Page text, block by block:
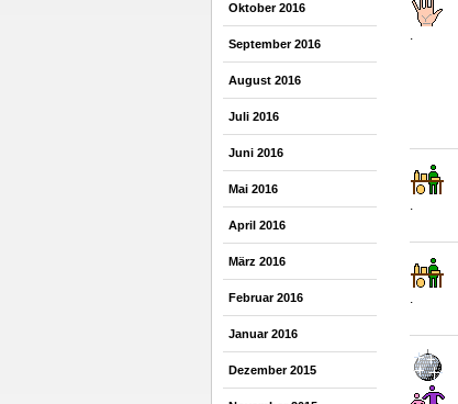
Oktober 2016
September 2016
August 2016
Juli 2016
Juni 2016
Mai 2016
April 2016
März 2016
Februar 2016
Januar 2016
Dezember 2015
.
.